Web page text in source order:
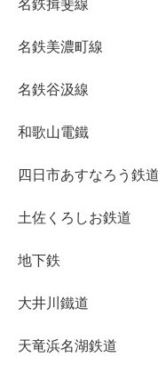
名鉄揖斐線
名鉄美濃町線
名鉄谷汲線
和歌山電鐵
四日市あすなろう鉄道
土佐くろしお鉄道
地下鉄
大井川鐵道
天竜浜名湖鉄道